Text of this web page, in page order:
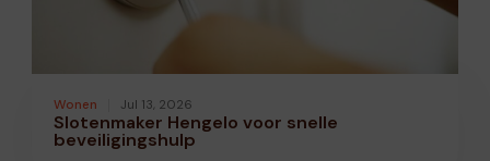
Wonen Jul 13, 2026
Slotenmaker Hengelo voor snelle
beveiligingshulp